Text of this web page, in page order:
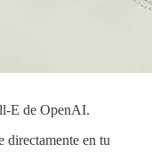
E de OpenAI.
directamente en tu